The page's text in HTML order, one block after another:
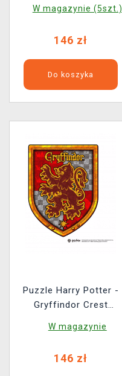
W magazynie (5szt.)
146 zł
Do koszyka
Puzzle Harry Potter -
Gryffindor Crest
W magazynie
146 zł